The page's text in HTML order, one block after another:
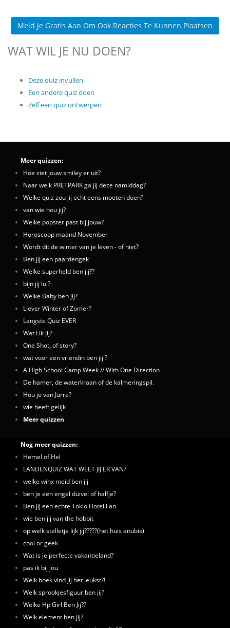
Meld Je Gratis Aan Om Ook Reacties Te Kunnen Plaatsen
WAT WIL JE NU DOEN?
Deze quiz invullen
Een andere quiz doen
Zelf een quiz ontwerpen
Meer quizzen:
Hoe ziet jouw smiley er uit?
Naar welk PRETPARK ga jij deze namiddag?
Welke quiz zou jij echt eens moeten doen?
van wie hou jij?
Welke popster past bij jouw?
Horoscoop maand November
Wordt dit de winter van je leven - of niet?
Ben jij een paardengek
Welke superheld ben jij??
bijn jij lui?
Welke Baby ben jij?
Liever Winter of Zomer?
Langste Quiz EVER
Wat Lik Jij?
One Shot, of story?
wat voor een vriendin ben jij ?
A High School Camp Week // With One Direction
De hamer, de waterkraan of de kalmeringspil.
Hou je van Jurre?
wie heeft gelijk
Meer quizzen
Nog meer quizzen:
Hemel of Hel
LANDENQUIZ WAT WEET JIJ ER VAN?
welke winx meid ben jij
ben je een engel duivel of halfje?
Ben jij een echte Tokio Hotel Fan
wie ben jij van the hobbit
op welk stelletje lijk jij?????(het huis anubis)
cool or geek
Wat is je perfecte vakantieland?
pas ik bij jou
Welk boek vind jij het leukst?!
Welk sprookjesfiguur ben jij?
Welke Hp Girl Ben Jij??
Welk element ben jij?